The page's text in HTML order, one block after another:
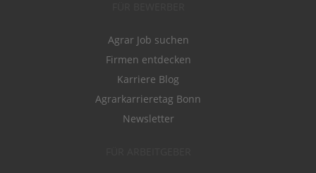
Agrar Job suchen
Firmen entdecken
Karriere Blog
Agrarkarrieretag Bonn
Newsletter